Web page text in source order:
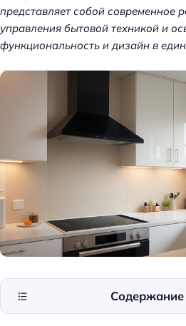
д
е
л
и
представляет собой современное
управления бытовой техникой и
функциональность и дизайн в
Содержание